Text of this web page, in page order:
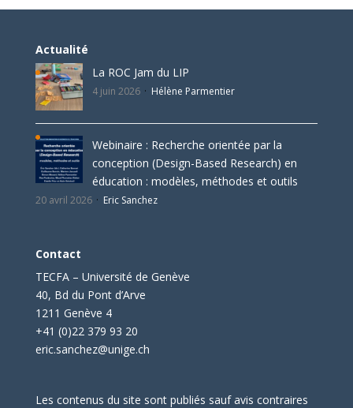
Actualité
La ROC Jam du LIP
4 juin 2026 Hélène Parmentier
Webinaire : Recherche orientée par la
conception (Design-Based Research) en
éducation : modèles, méthodes et outils
20 avril 2026 Eric Sanchez
Contact
TECFA – Université de Genève
40, Bd du Pont d’Arve
1211 Genève 4
+41 (0)22 379 93 20
eric.sanchez@unige.ch
Les contenus du site sont publiés sauf avis contraires